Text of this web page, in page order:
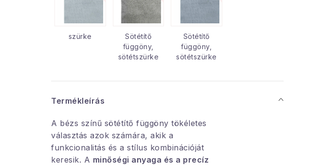
szürke
Sötétítő
függöny,
sötétszürke
Sötétítő
függöny,
sötétszürke
Termékleírás
A bézs színű sötétítő függöny tökéletes
választás azok számára, akik a
funkcionalitás és a stílus kombinációját
keresik. A minőségi anyaga és a precíz